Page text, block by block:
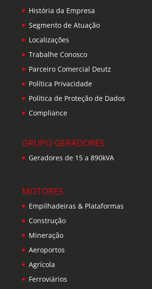
História da Empresa
Segmento de Atuação
Localizações
Trabalhe Conosco
Parceiro Comercial Deutz
Política Privacidade
Política de Proteção de Dados
Compliance
GRUPO GERADORES
Geradores de 15 a 890kVA
MOTORES
Empilhadeiras & Plataformas
Construção
Mineração
Aeroportos
Agrícola
Ferroviários